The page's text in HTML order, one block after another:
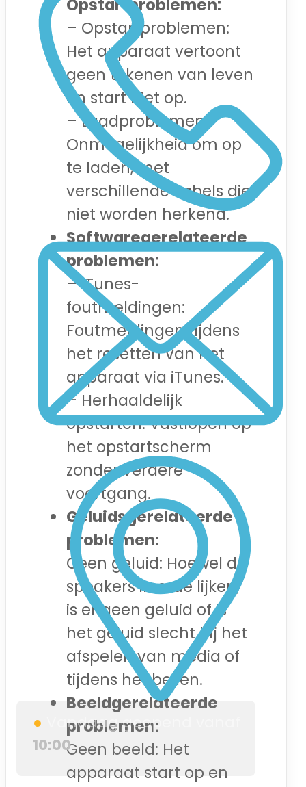
●
Vandaag geopend vanaf
10:00
Opstartproblemen:
– Opstartproblemen:
Het apparaat vertoont
geen tekenen van leven
en start niet op.
– Laadproblemen:
Onmogelijkheid om op
te laden, met
verschillende kabels die
niet worden herkend.
Softwaregerelateerde
problemen:
– iTunes-
foutmeldingen:
Foutmeldingen tijdens
het resetten van het
apparaat via iTunes.
– Herhaaldelijk
opstarten: Vastlopen op
het opstartscherm
zonder verdere
voortgang.
Geluidsgerelateerde
problemen:
Geen geluid: Hoewel de
speakers in orde lijken,
is er geen geluid of is
het geluid slecht bij het
afspelen van media of
tijdens het bellen.
Beeldgerelateerde
problemen:
Geen beeld: Het
apparaat start op en